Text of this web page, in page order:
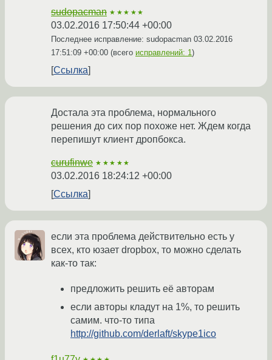
sudopacman ★★★★★
03.02.2016 17:50:44 +00:00
Последнее исправление: sudopacman 03.02.2016
17:51:09 +00:00 (всего исправлений: 1)
Ссылка
Достала эта проблема, нормального
решения до сих пор похоже нет. Ждем когда
перепишут клиент дропбокса.
curufinwe ★★★★★
03.02.2016 18:24:12 +00:00
Ссылка
если эта проблема действительно есть у
всех, кто юзает dropbox, то можно сделать
как-то так:
предложить решить её авторам
если авторы кладут на 1%, то решить
самим. что-то типа
http://github.com/derlaft/skype1ico